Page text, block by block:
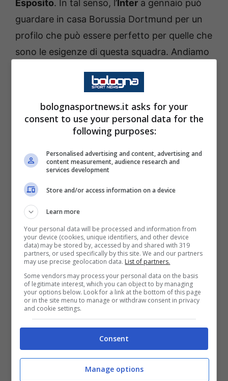
Esposito. In tal senso, l’ Inter a gennaio può
guardare in casa Borussia Dortmund per un
profilo che può essere perfetto per quelle che
sono le esigenze di questa squadra. Andiamo
questo punto di vista, dal momento che ci
possono essere dei risvolti molto interessanti
da questo punto di vista.
Inter, dal Borussia il nuovo
attaccante: le ultime notizie a
riguardo
Gennaio è una occasione che i nerazzurri non
possono non sfruttare se intendono tenere
alta l’asticella in questa stagione. Anche ieri,
infatti, è emersa seriamente la questione
relativa all’assenza, in questa squadra, di un
calciatore capace di sparigliare le carte e di
fare la differenza nell’uno contro uno. In tal
senso, un profilo da tenere in considerazione
per la sessione invernale in casa Inter è senza
ombra di dubbio quello diKarim Adeyemi,
talentuoso attaccante di proprietà del
bolognasportnews.it asks for your
consent to use your personal data for the
following purposes:
Personalised advertising and content, advertising and
content measurement, audience research and
services development
Store and/or access information on a device
Learn more
Your personal data will be processed and information from
your device (cookies, unique identifiers, and other device
data) may be stored by, accessed by and shared with 319
partners, or used specifically by this site. We and our partners
may use precise geolocation data. List of partners.
Some vendors may process your personal data on the basis
of legitimate interest, which you can object to by managing
your options below. Look for a link at the bottom of this page
or in the site menu to manage or withdraw consent in privacy
and cookie settings.
Consent
Manage options